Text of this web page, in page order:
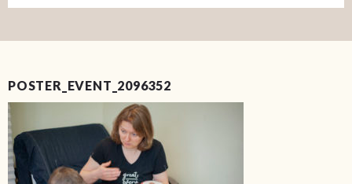
POSTER_EVENT_2096352